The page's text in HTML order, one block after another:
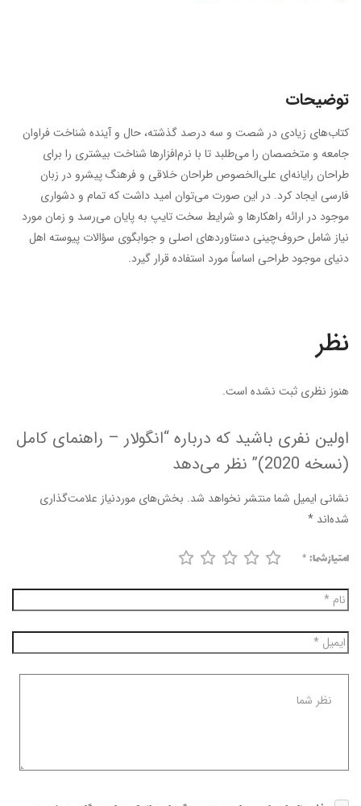
توضیحات
کتاب‌های زیادی در شصت و سه درصد گذشته، حال و آینده شناخت فراوان
جامعه و متخصصان را می‌طلبد تا با نرم‌افزارها شناخت بیشتری را برای
طراحان رایانه‌ای علی‌الخصوص طراحان خلاقی و فرهنگ پیشرو در زبان
فارسی ایجاد کرد. در این صورت می‌توان امید داشت که تمام و دشواری
موجود در ارائه راهکارها و شرایط سخت تایپ به پایان می‌رسد و زمان مورد
نیاز شامل حروف‌چینی دستاوردهای اصلی و جوابگوی سؤالات پیوسته اهل
دنیای موجود طراحی اساساً مورد استفاده قرار گیرد.
نظر
هنوز نظری ثبت نشده است.
اولین نفری باشید که درباره “انگولار – راهنمای کامل
(نسخه 2020)” نظر می‌دهد
نشانی ایمیل شما منتشر نخواهد شد. بخش‌های موردنیاز علامت‌گذاری
شده‌اند *
امتیاز شما:*